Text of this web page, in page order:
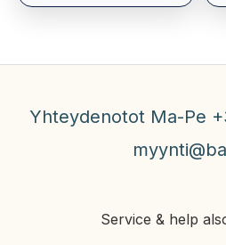
Yhteydenotot Ma-Pe
Service & help